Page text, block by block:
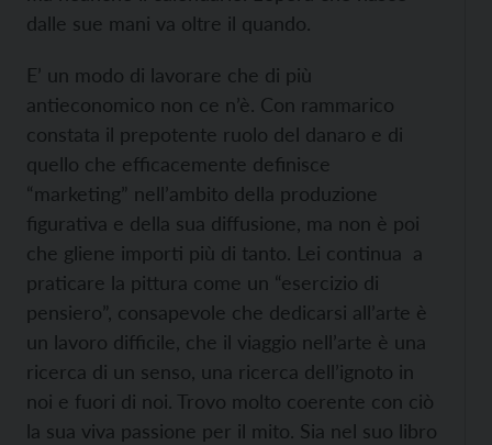
dalle sue mani va oltre il quando.
E’ un modo di lavorare che di più
antieconomico non ce n’è. Con rammarico
constata il prepotente ruolo del danaro e di
quello che efficacemente definisce
“marketing” nell’ambito della produzione
figurativa e della sua diffusione, ma non è poi
che gliene importi più di tanto. Lei continua a
praticare la pittura come un “esercizio di
pensiero”, consapevole che dedicarsi all’arte è
un lavoro difficile, che il viaggio nell’arte è una
ricerca di un senso, una ricerca dell’ignoto in
noi e fuori di noi. Trovo molto coerente con ciò
la sua viva passione per il mito. Sia nel suo libro